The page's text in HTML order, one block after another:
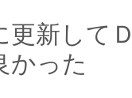
新して
かった